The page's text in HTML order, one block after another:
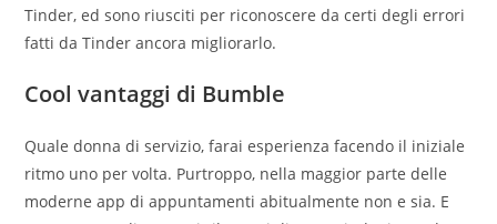
Tinder, ed sono riusciti per riconoscere da certi degli errori
fatti da Tinder ancora migliorarlo.
Cool vantaggi di Bumble
Quale donna di servizio, farai esperienza facendo il iniziale
ritmo uno per volta. Purtroppo, nella maggior parte delle
moderne app di appuntamenti abitualmente non e sia. E